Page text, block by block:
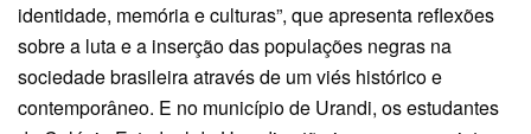
identidade, memória e culturas”, que apresenta reflexões
sobre a luta e a inserção das populações negras na
sociedade brasileira através de um viés histórico e
contemporâneo. E no município de Urandi, os estudantes